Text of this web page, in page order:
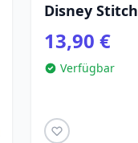
Disney Stitch
13,90 €
Verfügbar